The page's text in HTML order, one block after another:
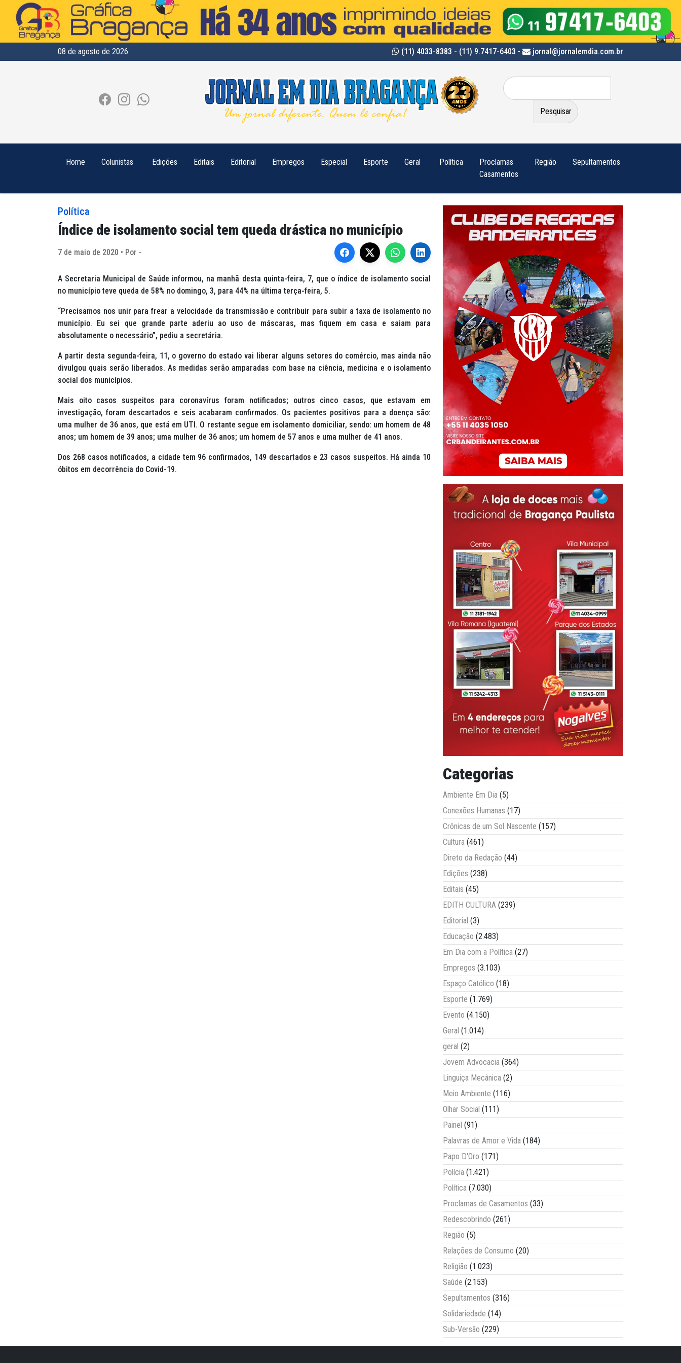
08 de agosto de 2026 (11) 4033-8383 - (11) 9.7417-6403 - jornal@jornalemdia.com.br
Pesquisar
por:
Home Colunistas Edições Editais Editorial Empregos Especial Esporte Geral Política
Proclamas
Casamentos
Região Sepultamentos
Política
Índice de isolamento social tem queda drástica no município
7 de maio de 2020 • Por -
A Secretaria Municipal de Saúde informou, na manhã desta quinta-feira, 7, que o índice de isolamento social
no município teve queda de 58% no domingo, 3, para 44% na última terça-feira, 5.
“Precisamos nos unir para frear a velocidade da transmissão e contribuir para subir a taxa de isolamento no
município. Eu sei que grande parte aderiu ao uso de máscaras, mas fiquem em casa e saiam para
absolutamente o necessário”, pediu a secretária.
A partir desta segunda-feira, 11, o governo do estado vai liberar alguns setores do comércio, mas ainda não
divulgou quais serão liberados. As medidas serão amparadas com base na ciência, medicina e o isolamento
social dos municípios.
Mais oito casos suspeitos para coronavírus foram notificados; outros cinco casos, que estavam em
investigação, foram descartados e seis acabaram confirmados. Os pacientes positivos para a doença são:
uma mulher de 36 anos, que está em UTI. O restante segue em isolamento domiciliar, sendo: um homem de 48
anos; um homem de 39 anos; uma mulher de 36 anos; um homem de 57 anos e uma mulher de 41 anos.
Dos 268 casos notificados, a cidade tem 96 confirmados, 149 descartados e 23 casos suspeitos. Há ainda 10
óbitos em decorrência do Covid-19.
Categorias
Ambiente Em Dia (5)
Conexões Humanas (17)
Crônicas de um Sol Nascente (157)
Cultura (461)
Direto da Redação (44)
Edições (238)
Editais (45)
EDITH CULTURA (239)
Editorial (3)
Educação (2.483)
Em Dia com a Política (27)
Empregos (3.103)
Espaço Católico (18)
Esporte (1.769)
Evento (4.150)
Geral (1.014)
geral (2)
Jovem Advocacia (364)
Linguiça Mecânica (2)
Meio Ambiente (116)
Olhar Social (111)
Painel (91)
Palavras de Amor e Vida (184)
Papo D'Oro (171)
Polícia (1.421)
Política (7.030)
Proclamas de Casamentos (33)
Redescobrindo (261)
Região (5)
Relações de Consumo (20)
Religião (1.023)
Saúde (2.153)
Sepultamentos (316)
Solidariedade (14)
Sub-Versão (229)